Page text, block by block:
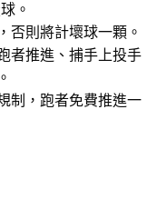
。
否則將計壞球一顆。
者推進、捕手上投手
制，跑者免費推進一